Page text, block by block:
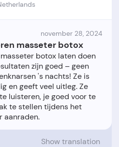
november 28, 2024
masseter botox
botox laten doen
zijn goed – geen
's nachts! Ze is
en geeft veel uitleg. Ze
luisteren, je goed voor te
te stellen tijdens het
Show translation